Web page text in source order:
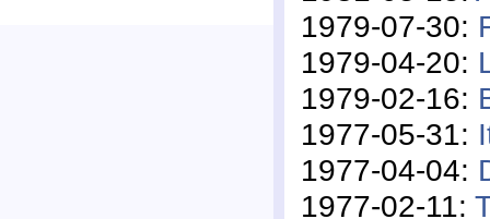
1979-07-30:
1979-04-20:
1979-02-16:
1977-05-31:
1977-04-04:
1977-02-11: